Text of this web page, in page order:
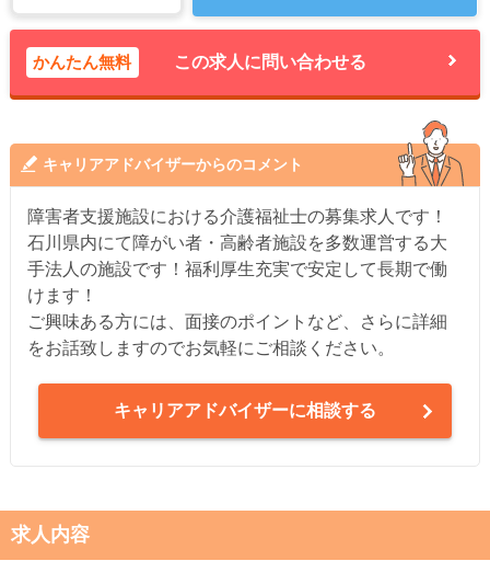
かんたん無料 この求人に問い合わせる
キャリアアドバイザーからのコメント
障害者支援施設における介護福祉士の募集求人です！
石川県内にて障がい者・高齢者施設を多数運営する大
手法人の施設です！福利厚生充実で安定して長期で働
けます！
ご興味ある方には、面接のポイントなど、さらに詳細
をお話致しますのでお気軽にご相談ください。
キャリアアドバイザーに相談する
求人内容